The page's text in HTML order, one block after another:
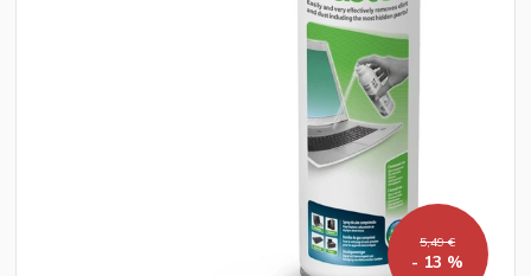
5,49 €
- 13 %